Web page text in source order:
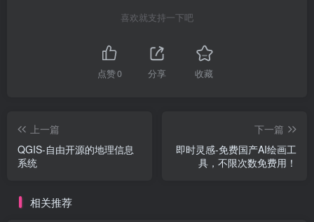
喜欢就支持一下吧
点赞0 分享 收藏
上一篇
QGIS-自由开源的地理信息
系统
下一篇
即时灵感-免费国产AI绘画工
具，不限次数免费用！
相关推荐